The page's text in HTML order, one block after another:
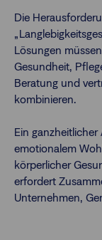
Die
Lösungen
Gesundheit,
Beratung und
kombinieren.
Ein
emotionalem
körperlicher
erfordert
Unternehmen,